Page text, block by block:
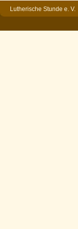
Lutherische Stunde e.